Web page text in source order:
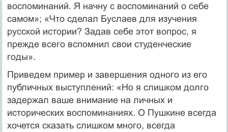
воспоминаний. Я начну с воспоминаний о себе
самом»; «Что сделал Буслаев для изучения
русской истории? Задав себе этот вопрос, я
прежде всего вспомнил свои студенческие
годы».
Приведем пример и завершения одного из его
публичных выступлений: «Но я слишком долго
задержал ваше внимание на личных и
исторических воспоминаниях. О Пушкине всегда
хочется сказать слишком много, всегда